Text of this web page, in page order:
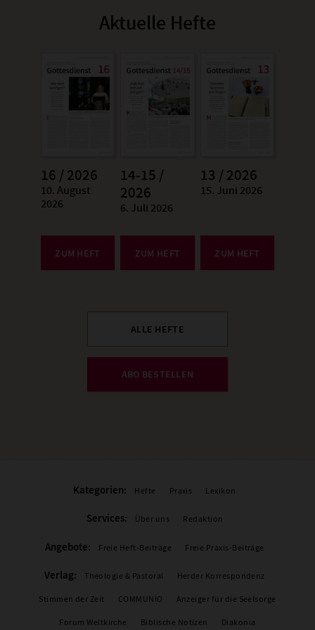
Aktuelle Hefte
16 / 2026
:
10. August
2026
ZUM HEFT
14-15 /
2026
:
6. Juli 2026
ZUM HEFT
13 / 2026
:
15. Juni 2026
ZUM HEFT
ALLE HEFTE
ABO BESTELLEN
Kategorien: Hefte Praxis Lexikon
Services: Über uns Redaktion
Angebote: Freie Heft-Beiträge Freie Praxis-Beiträge
Verlag: Theologie & Pastoral Herder Korrespondenz
Stimmen der Zeit COMMUNIO Anzeiger für die Seelsorge
Forum Weltkirche Biblische Notizen Diakonia